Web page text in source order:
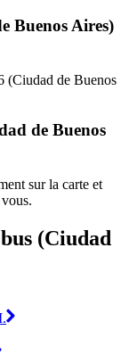
Buenos Aires)
(Ciudad de Buenos
de Buenos
sur la carte et
(Ciudad